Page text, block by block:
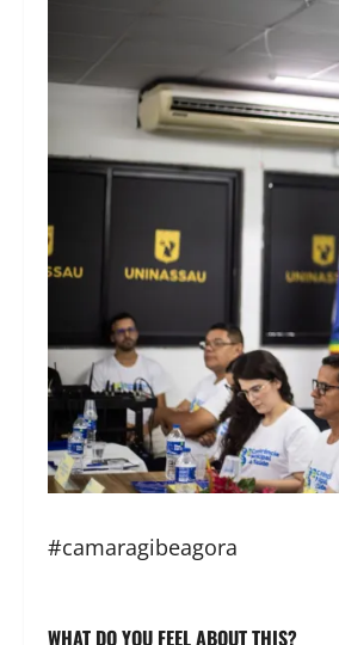
#camaragibeagora
WHAT DO YOU FEEL ABOUT THIS?